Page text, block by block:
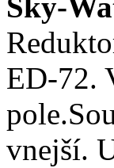
Sky-
ED-72.
vnejší.